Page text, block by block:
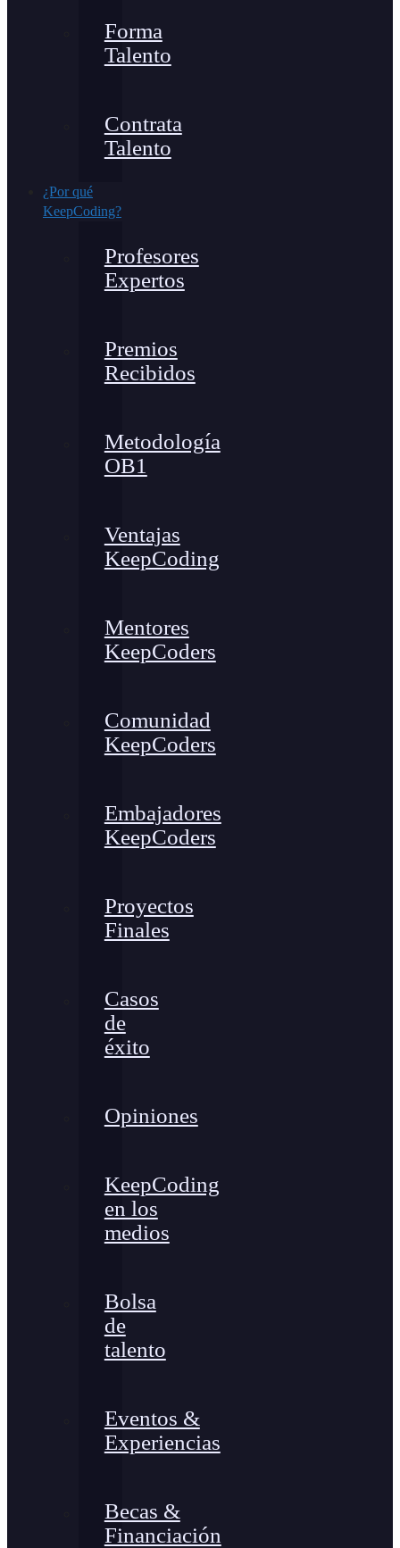
Forma
Talento
Contrata
Talento
¿Por qué
KeepCoding?
Profesores
Expertos
Premios
Recibidos
Metodología
OB1
Ventajas
KeepCoding
Mentores
KeepCoders
Comunidad
KeepCoders
Embajadores
KeepCoders
Proyectos
Finales
Casos
de
éxito
Opiniones
KeepCoding
en los
medios
Bolsa
de
talento
Eventos &
Experiencias
Becas &
Financiación